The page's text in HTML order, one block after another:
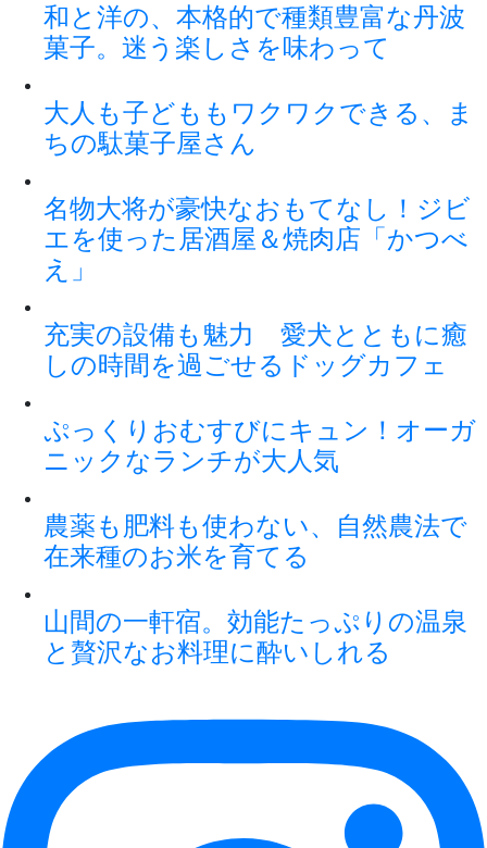
和と洋の、本格的で種類豊富な丹波
菓子。迷う楽しさを味わって
大人も子どももワクワクできる、ま
ちの駄菓子屋さん
名物大将が豪快なおもてなし！ジビ
エを使った居酒屋＆焼肉店「かつべ
え」
充実の設備も魅力 愛犬とともに癒
しの時間を過ごせるドッグカフェ
ぷっくりおむすびにキュン！オーガ
ニックなランチが大人気
農薬も肥料も使わない、自然農法で
在来種のお米を育てる
山間の一軒宿。効能たっぷりの温泉
と贅沢なお料理に酔いしれる